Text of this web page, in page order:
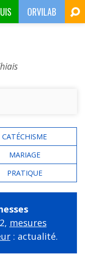
ORVILAB
CATÉCHISME
MARIAGE
PRATIQUE
mesures
: actualité.